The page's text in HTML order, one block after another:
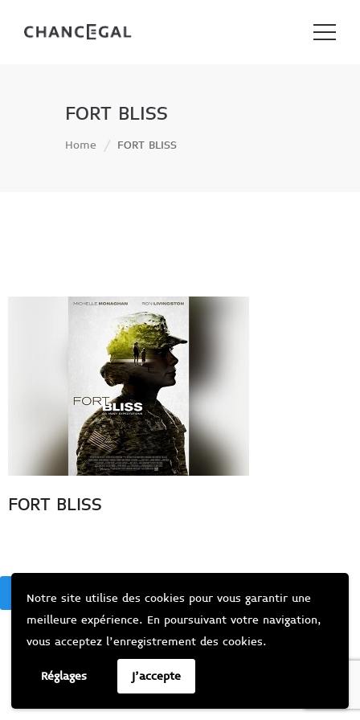
Notre site utilise des cookies pour vous garantir une
meilleure expérience. En poursuivant votre navigation,
vous acceptez l’enregistrement des cookies.
Réglages J'accepte
FORT BLISS
Home FORT BLISS
FORT BLISS
BACK